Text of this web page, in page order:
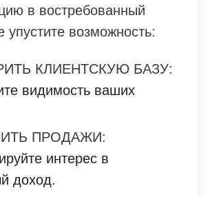
в востребованный
упустите возможность:
КЛИЕНТСКУЮ БАЗУ:
видимость ваших
ПРОДАЖИ:
интерес в
доход.